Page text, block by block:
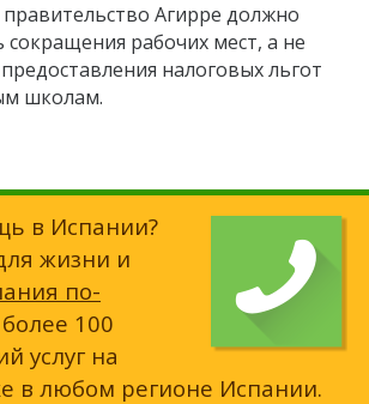
Агирре должно
рабочих мест, а не
налоговых льгот
школам.
в Испании?
жизни и
по-
100
услуг на
в любом регионе Испании.